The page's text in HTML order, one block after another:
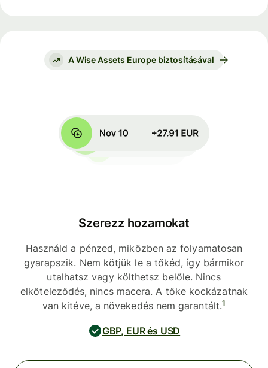
A Wise Assets Europe biztosításával
Szerezz hozamokat
Használd a pénzed, miközben az folyamatosan
gyarapszik. Nem kötjük le a tőkéd, így bármikor
utalhatsz vagy költhetsz belőle. Nincs
elköteleződés, nincs macera. A tőke kockázatnak
van kitéve, a növekedés nem garantált.1
GBP, EUR és USD